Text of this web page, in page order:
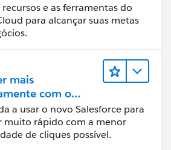
recursos e as ferramentas do
para alcançar suas metas
mais
com o
a usar o novo Salesforce para
muito rápido com a menor
de cliques possível.